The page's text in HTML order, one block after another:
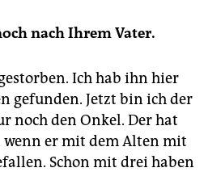
nach Ihrem Vater.
Ich hab ihn hier
gefunden. Jetzt bin ich der
noch den Onkel. Der hat
er mit dem Alten mit
Schon mit drei haben